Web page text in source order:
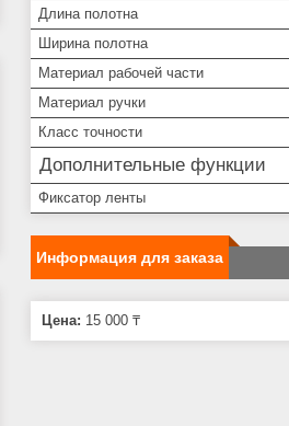
Длина полотна
Ширина полотна
Материал рабочей части
Материал ручки
Класс точности
Дополнительные функции
Фиксатор ленты
Информация для заказа
Цена: 15 000 ₸